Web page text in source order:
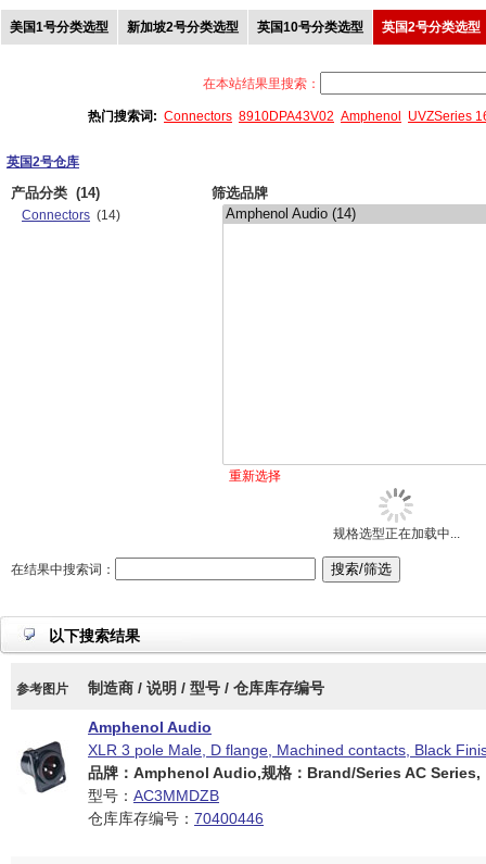
美国1号分类选型 新加坡2号分类选型 英国10号分类选型 英国2号分类选型
在本站结果里搜索：
热门搜索词: Connectors 8910DPA43V02 Amphenol UVZSeries
英国2号仓库
产品分类 (14)
Connectors (14)
筛选品牌
重新选择
规格选型正在加载中...
在结果中搜索词：
以下搜索结果
参考图片 制造商 / 说明 / 型号 / 仓库库存编号
Amphenol Audio
XLR 3 pole Male, D flange, Machined contacts, Black
品牌：Amphenol Audio,规格：Brand/Series AC Series,
型号： AC3MMDZB
仓库库存编号： 70400446